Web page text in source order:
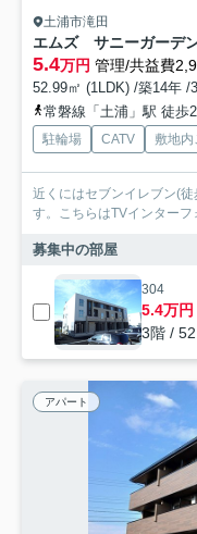
土浦市滝田
エムズ サニーガーデ
5.4万円 管理/共益費
52.99㎡ (1LDK) /築14年 /
常磐線「土浦」駅 徒歩
駐輪場 CATV 敷地
近くにはセブンイレブン(
す。こちらはTVインター
募集中の部屋
304
5.4万円
3階 /
アパート